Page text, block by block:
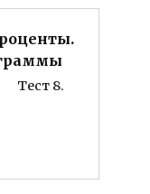
Тест 8.